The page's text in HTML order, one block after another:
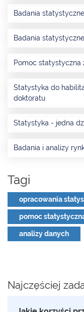
Badania
Badania
Pomoc statystyczna
Statystyka do
doktoratu
Statystyka - jedna
Badania i analizy
Tagi
opracowania
pomoc
analizy danych
Najczęściej